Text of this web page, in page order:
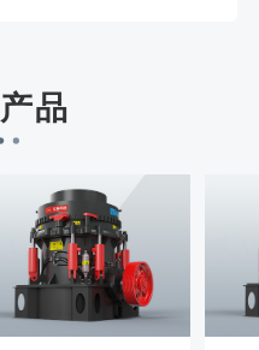
刚预约成功！
品